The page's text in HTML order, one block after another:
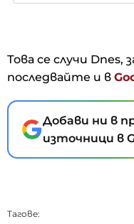
Това се случи Dnes,
последвайте и в
Добави ни в
източници в
Тагове: